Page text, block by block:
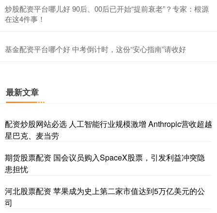
炒股配资平台哪儿好 90后、00后已开始“提前衰老”？专家：根源
在这4件事！
基金配资平台哪个好 中考倒计时，这份“安心指南”请收好
最新文章
配资炒股网站必选 人工智能行业规模激增 Anthropic营收超越
星巴克、麦当劳
期货股票配资 国会议员购入SpaceX股票，引发利益冲突隐
患担忧
河北股票配资 苹果成为史上第二家市值达到5万亿美元的公
司